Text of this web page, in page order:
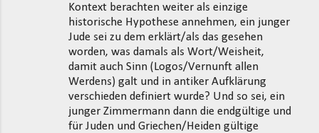
Kontext berachten weiter als einzige
historische Hypothese annehmen, ein junger
Jude sei zu dem erklärt/als das gesehen
worden, was damals als Wort/Weisheit,
damit auch Sinn (Logos/Vernunft allen
Werdens) galt und in antiker Aufklärung
verschieden definiert wurde? Und so sei, ein
junger Zimmermann dann die endgültige und
für Juden und Griechen/Heiden gültige